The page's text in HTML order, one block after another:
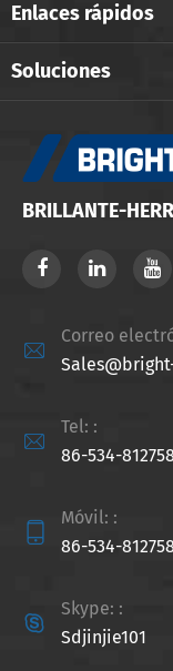
Enlaces rápidos
Soluciones
BRILLANTE-

Correo

Tel: :
86-534-

Móvil: :
86-534-

Skype: :
Sdjinjie101